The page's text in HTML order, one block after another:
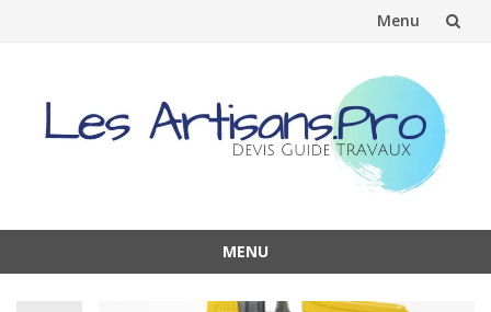
Menu
contenu
MENU